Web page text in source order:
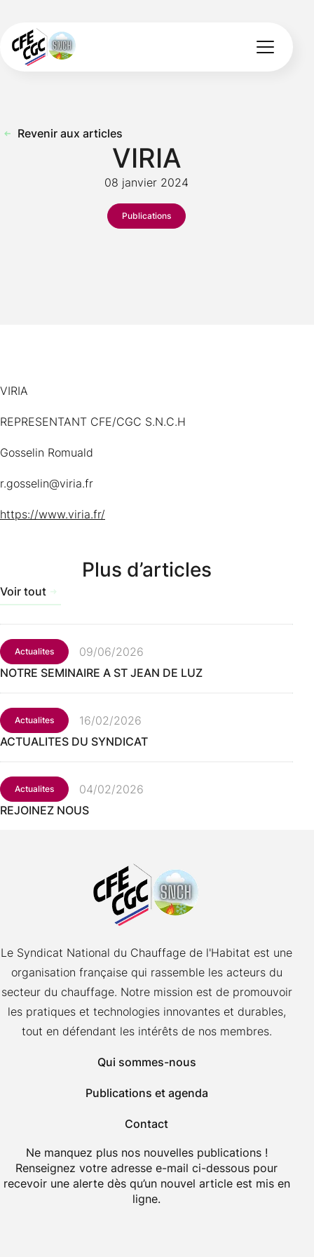
Revenir aux articles
VIRIA
08 janvier 2024
Publications
VIRIA
REPRESENTANT CFE/CGC S.N.C.H
Gosselin Romuald
r.gosselin@viria.fr
https://www.viria.fr/
Plus d’articles
Voir tout
Actualites
09/06/2026
NOTRE SEMINAIRE A ST JEAN DE LUZ
Actualites
16/02/2026
ACTUALITES DU SYNDICAT
Actualites
04/02/2026
REJOINEZ NOUS
Le Syndicat National du Chauffage de l'Habitat est une
organisation française qui rassemble les acteurs du
secteur du chauffage. Notre mission est de promouvoir
les pratiques et technologies innovantes et durables,
tout en défendant les intérêts de nos membres.
Qui sommes-nous
Publications et agenda
Contact
Ne manquez plus nos nouvelles publications !
Renseignez votre adresse e-mail ci-dessous pour
recevoir une alerte dès qu’un nouvel article est mis en
ligne.